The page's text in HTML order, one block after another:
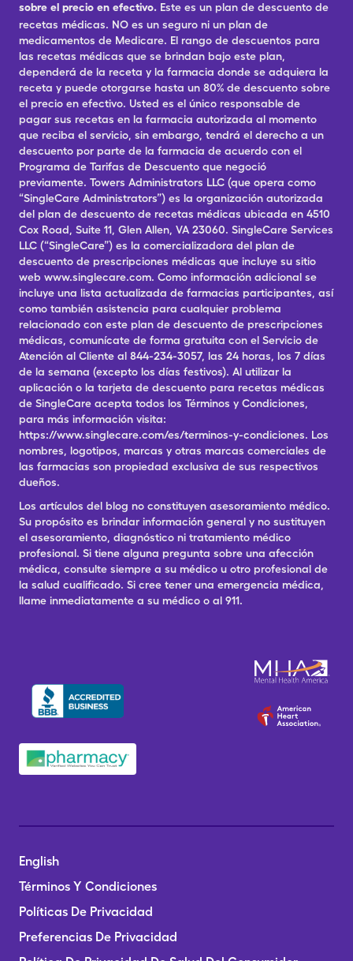
sobre el precio en efectivo. Este es un plan de descuento de
recetas médicas. NO es un seguro ni un plan de
medicamentos de Medicare. El rango de descuentos para
las recetas médicas que se brindan bajo este plan,
dependerá de la receta y la farmacia donde se adquiera la
receta y puede otorgarse hasta un 80% de descuento sobre
el precio en efectivo. Usted es el único responsable de
pagar sus recetas en la farmacia autorizada al momento
que reciba el servicio, sin embargo, tendrá el derecho a un
descuento por parte de la farmacia de acuerdo con el
Programa de Tarifas de Descuento que negoció
previamente. Towers Administrators LLC (que opera como
“SingleCare Administrators”) es la organización autorizada
del plan de descuento de recetas médicas ubicada en 4510
Cox Road, Suite 11, Glen Allen, VA 23060. SingleCare Services
LLC (“SingleCare”) es la comercializadora del plan de
descuento de prescripciones médicas que incluye su sitio
web www.singlecare.com. Como información adicional se
incluye una lista actualizada de farmacias participantes, así
como también asistencia para cualquier problema
relacionado con este plan de descuento de prescripciones
médicas, comunícate de forma gratuita con el Servicio de
Atención al Cliente al 844-234-3057, las 24 horas, los 7 días
de la semana (excepto los días festivos). Al utilizar la
aplicación o la tarjeta de descuento para recetas médicas
de SingleCare acepta todos los Términos y Condiciones,
para más información visita:
https://www.singlecare.com/es/terminos-y-condiciones. Los
nombres, logotipos, marcas y otras marcas comerciales de
las farmacias son propiedad exclusiva de sus respectivos
dueños.
Los artículos del blog no constituyen asesoramiento médico.
Su propósito es brindar información general y no sustituyen
el asesoramiento, diagnóstico ni tratamiento médico
profesional. Si tiene alguna pregunta sobre una afección
médica, consulte siempre a su médico u otro profesional de
la salud cualificado. Si cree tener una emergencia médica,
llame inmediatamente a su médico o al 911.
English
Términos Y Condiciones
Políticas De Privacidad
Preferencias De Privacidad